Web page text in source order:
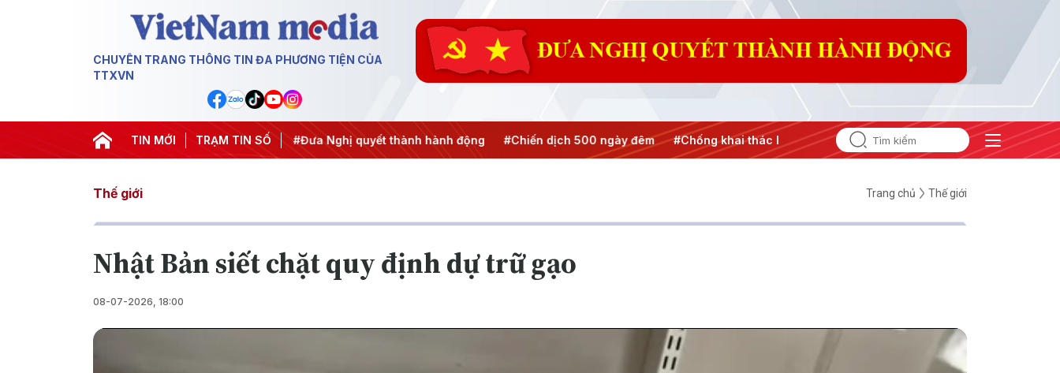
CHUYÊN TRANG THÔNG TIN ĐA PHƯƠNG TIỆN CỦA
TTXVN
TIN MỚI TRẠM TIN SỐ
#Hội nghị Trung ương 3 #APEC 2027 #Đưa Nghị quyết thành hành động #Chiến dịch 500 ngày đêm #Chống khai thác IUU #Căng thẳng Trung Đông #An ninh năng lượng
Thế giới Trang chủ Thế giới
Nhật Bản siết chặt quy định dự trữ gạo
08-07-2026, 18:00